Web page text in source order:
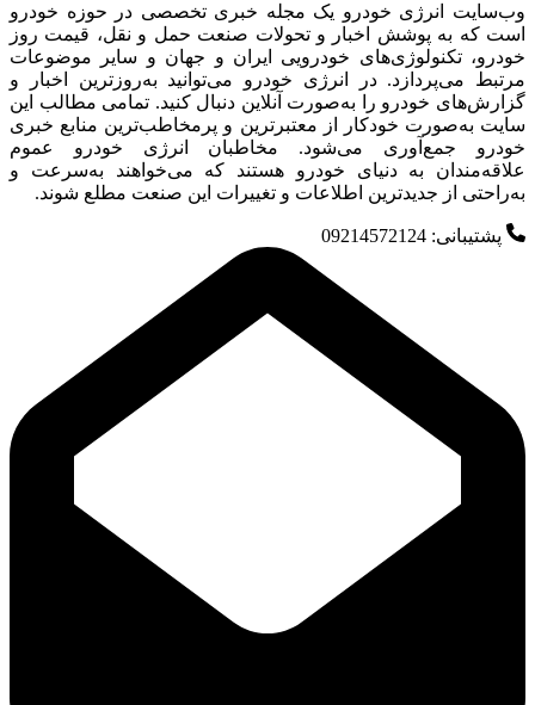
وب‌سایت انرژی خودرو یک مجله خبری تخصصی در حوزه خودرو
است که به پوشش اخبار و تحولات صنعت حمل و نقل، قیمت روز
خودرو، تکنولوژی‌های خودرویی ایران و جهان و سایر موضوعات
مرتبط می‌پردازد. در انرژی خودرو می‌توانید به‌روزترین اخبار و
گزارش‌های خودرو را به‌صورت آنلاین دنبال کنید. تمامی مطالب این
سایت به‌صورت خودکار از معتبرترین و پرمخاطب‌ترین منابع خبری
خودرو جمع‌آوری می‌شود. مخاطبان انرژی خودرو عموم
علاقه‌مندان به دنیای خودرو هستند که می‌خواهند به‌سرعت و
به‌راحتی از جدیدترین اطلاعات و تغییرات این صنعت مطلع شوند.
پشتیبانی: 09214572124